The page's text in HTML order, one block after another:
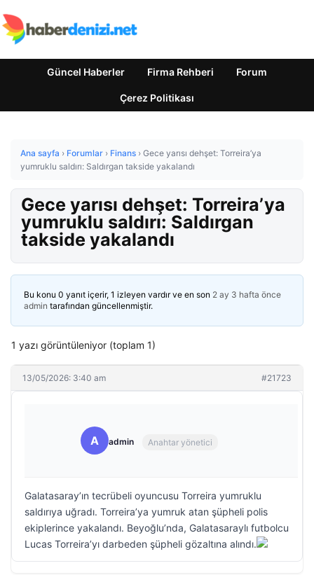
Güncel Haberler Firma Rehberi Forum
Çerez Politikası
Ana sayfa › Forumlar › Finans › Gece yarısı dehşet: Torreira’ya
yumruklu saldırı: Saldırgan takside yakalandı
Gece yarısı dehşet: Torreira’ya
yumruklu saldırı: Saldırgan
takside yakalandı
Bu konu 0 yanıt içerir, 1 izleyen vardır ve en son 2 ay 3 hafta önce
admin tarafından güncellenmiştir.
1 yazı görüntüleniyor (toplam 1)
13/05/2026: 3:40 am #21723
A admin Anahtar yönetici
Galatasaray’ın tecrübeli oyuncusu Torreira yumruklu
saldırıya uğradı. Torreira’ya yumruk atan şüpheli polis
ekiplerince yakalandı. Beyoğlu’nda, Galatasaraylı futbolcu
Lucas Torreira’yı darbeden şüpheli gözaltına alındı.